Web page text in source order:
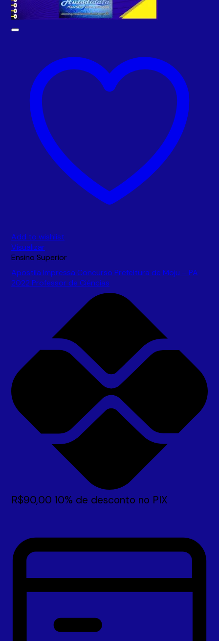
Add to wishlist
Visualizar
Ensino Superior
Apostila Impressa Concurso Prefeitura de Moju – PA
2022 Professor de Ciências
R$90,00 10% de desconto no PIX